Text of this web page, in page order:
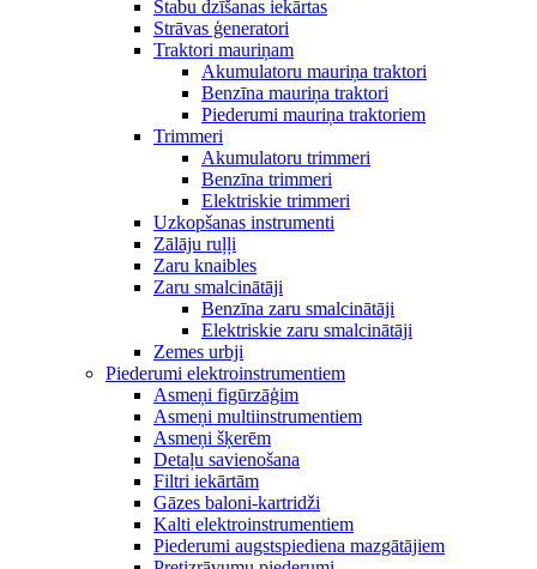
Stabu dzīšanas iekārtas
Strāvas ģeneratori
Traktori mauriņam
Akumulatoru mauriņa traktori
Benzīna mauriņa traktori
Piederumi mauriņa traktoriem
Trimmeri
Akumulatoru trimmeri
Benzīna trimmeri
Elektriskie trimmeri
Uzkopšanas instrumenti
Zālāju ruļļi
Zaru knaibles
Zaru smalcinātāji
Benzīna zaru smalcinātāji
Elektriskie zaru smalcinātāji
Zemes urbji
Piederumi elektroinstrumentiem
Asmeņi figūrzāģim
Asmeņi multiinstrumentiem
Asmeņi šķerēm
Detaļu savienošana
Filtri iekārtām
Gāzes baloni-kartridži
Kalti elektroinstrumentiem
Piederumi augstspiediena mazgātājiem